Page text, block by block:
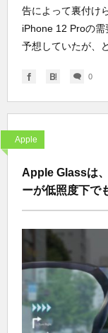
告によって裏付け
iPhone 12 Proの
予想していたが、
0
Apple
Apple Glassは
ーが低照度下で